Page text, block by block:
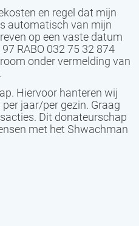
en regel dat mijn
automatisch van mijn
op een vaste datum
RABO 032 75 32 874
onder vermelding van
Hiervoor hanteren wij
jaar/per gezin. Graag
Dit donateurschap
met het Shwachman